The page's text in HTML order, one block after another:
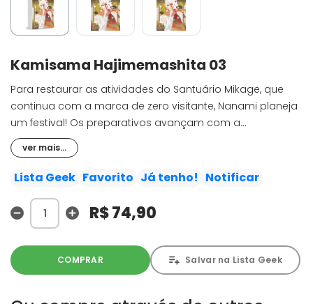
Kamisama Hajimemashita 03
Para restaurar as atividades do Santuário Mikage, que
continua com a marca de zero visitante, Nanami planeja
um festival! Os preparativos avançam com a
colaboração de todos. Enquanto isso, Tomoe observa o
esforço de Nanami, e toma uma atitude surpreendente
que faz corações dispararem.! Neste volume, Nanami
testada!
ver mais...
Lista Geek Favorito Já tenho! Notificar
R$ 74,90
COMPRAR Salvar na Lista Geek